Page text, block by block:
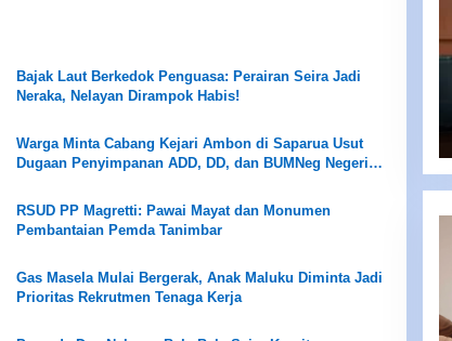
Bajak Laut Berkedok Penguasa: Perairan Seira Jadi
Neraka, Nelayan Dirampok Habis!
Warga Minta Cabang Kejari Ambon di Saparua Usut
Dugaan Penyimpanan ADD, DD, dan BUMNeg Negeri
RSUD PP Magretti: Pawai Mayat dan Monumen
Pembantaian Pemda Tanimbar
Gas Masela Mulai Bergerak, Anak Maluku Diminta Jadi
Prioritas Rekrutmen Tenaga Kerja